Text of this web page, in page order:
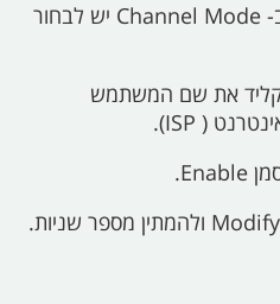
Channel Mode יש לבחור
את שם המשתמש
(
ISP).
Enable.
Modify ולהמתין מספר שניות.